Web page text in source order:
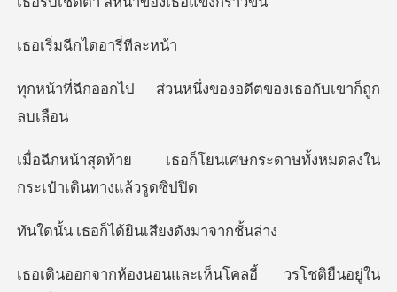
ฉีกไดอาร
ส่วนหนึ่งของอดีตของ
โยนเศษกระดาษทั้งหมดลงใน
กร
็ได้ยินเสียงดั
ิยืนอยู่ใน